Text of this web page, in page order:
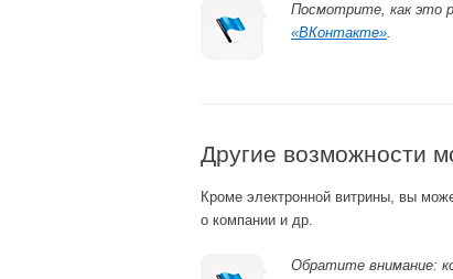
Посмотрите, как это
«ВКонтакте».
Другие возможности
Кроме электронной витрины, вы
о компании и др.
Обратите внимание: